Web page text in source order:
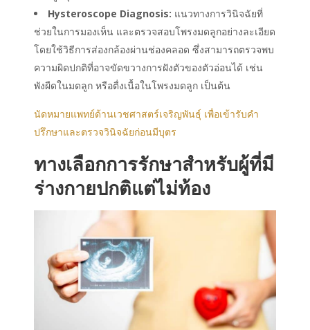
Hysteroscope Diagnosis: แนวทางการวินิจฉัยที่
ช่วยในการมองเห็น และตรวจสอบโพรงมดลูกอย่างละเอียด
โดยใช้วิธีการส่องกล้องผ่านช่องคลอด ซึ่งสามารถตรวจพบ
ความผิดปกติที่อาจขัดขวางการฝังตัวของตัวอ่อนได้ เช่น
พังผืดในมดลูก หรือตื่งเนื้อในโพรงมดลูก เป็นต้น
นัดหมายแพทย์ด้านเวชศาสตร์เจริญพันธุ์ เพื่อเข้ารับคำ
ปรึกษาและตรวจวินิจฉัยก่อนมีบุตร
ทางเลือกการรักษาสำหรับผู้ที่มี
ร่างกายปกติแต่ไม่ท้อง